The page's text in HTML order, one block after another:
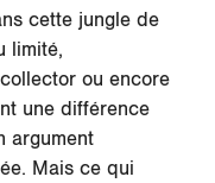
cette jungle de
limité,
ou encore
une différence
argument
Mais ce qui